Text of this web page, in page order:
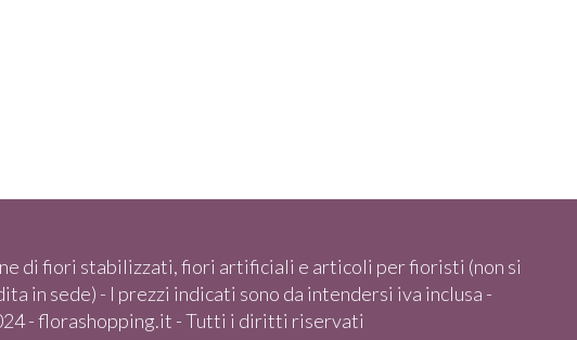
di fiori stabilizzati, fiori artificiali e articoli per fioristi (non si
in sede) - I prezzi indicati sono da intendersi iva inclusa -
- florashopping.it - Tutti i diritti riservati